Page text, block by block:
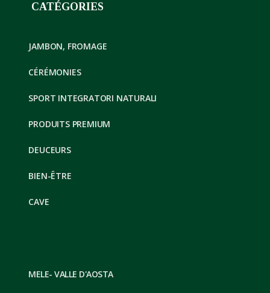
CATÉGORIES
JAMBON, FROMAGE
CÉRÉMONIES
SPORT INTEGRATORI NATURALI
PRODUITS PREMIUM
DEUCEURS
BIEN-ÊTRE
CAVE
MELE- VALLE D'AOSTA